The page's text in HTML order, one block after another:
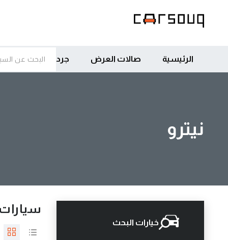
الرئيسية صالات العرض جرد
نيترو
خيارات البحث
سيارات